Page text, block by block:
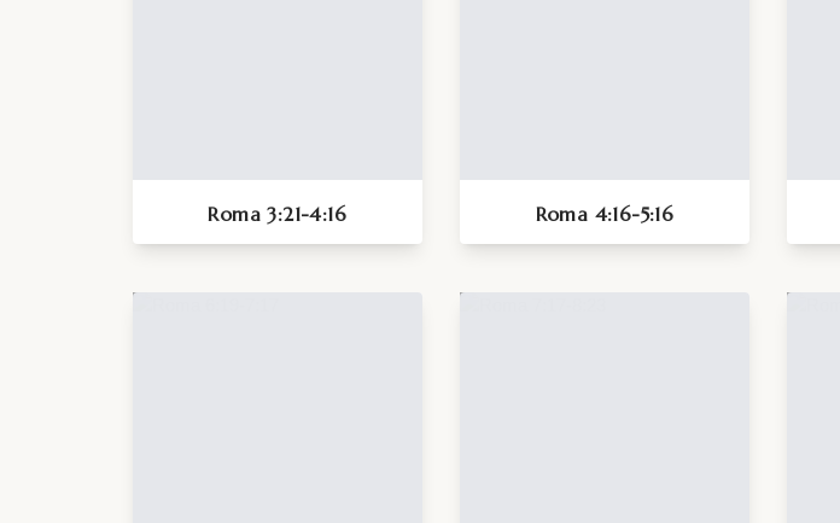
Roma 3:21-4:16 Roma 4:16-5:16